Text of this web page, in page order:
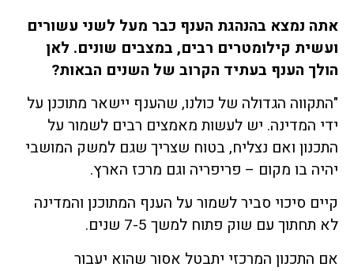
אתה נמצא בהנהגת הענף כבר מעל לשני עשורים
ועשית קילומטרים רבים, במצבים שונים. לאן
הולך הענף בעתיד הקרוב של השנים הבאות?
"התקווה הגדולה של כולנו, שהענף יישאר מתוכנן על
ידי המדינה. יש לעשות מאמצים רבים לשמור על
התכנון ואם נצליח, בטוח שצריך שגם למשק המושבי
יהיה בו מקום – פריפריה וגם מרכז הארץ.
קיים סיכוי סביר לשמור על הענף המתוכנן והמדינה
לא תחתוך עם שוק פתוח למשך 7-5 שנים.
אם התכנון המרכזי יתבטל אסור שהוא יעבור